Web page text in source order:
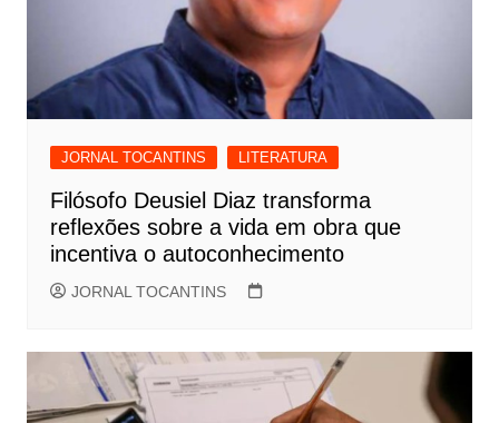
JORNAL TOCANTINS LITERATURA
Filósofo Deusiel Diaz transforma
reflexões sobre a vida em obra que
incentiva o autoconhecimento
JORNAL TOCANTINS